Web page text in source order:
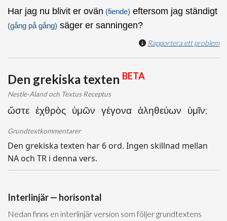
Har jag nu blivit er ovän (fiende) eftersom jag ständigt
(gång på gång) säger er sanningen?
Rapportera ett problem
Den grekiska texten BETA
Nestle-Aland och Textus Receptus
ὥστε ἐχθρὸς ὑμῶν γέγονα ἀληθεύων ὑμῖν;
Grundtextkommentarer
Den grekiska texten har 6 ord. Ingen skillnad mellan
NA och TR i denna vers.
Interlinjär — horisontal
Nedan finns en interlinjär version som följer grundtextens